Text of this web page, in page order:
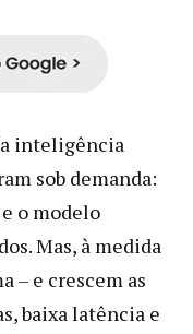
inteligência
sob demanda:
o modelo
Mas, à medida
– e crescem as
baixa latência e